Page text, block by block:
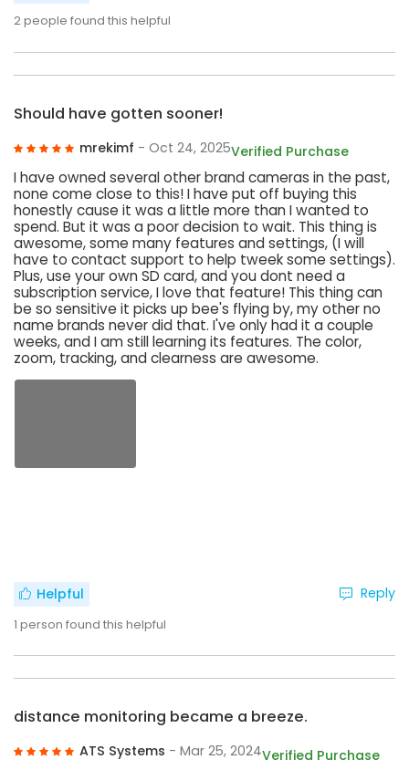
2people found this helpful
Should have gotten sooner!
mrekimf - Oct 24, 2025Verified Purchase
I have owned several other brand cameras in the past,
none come close to this! I have put off buying this
honestly cause it was a little more than I wanted to
spend. But it was a poor decision to wait. This thing is
awesome, some many features and settings, (I will
have to contact support to help tweek some settings).
Plus, use your own SD card, and you dont need a
subscription service, I love that feature! This thing can
be so sensitive it picks up bee's flying by, my other no
name brands never did that. I've only had it a couple
weeks, and I am still learning its features. The color,
zoom, tracking, and clearness are awesome.
Helpful
1 person found this helpful
Reply
distance monitoring became a breeze.
ATS Systems - Mar 25, 2024Verified Purchase